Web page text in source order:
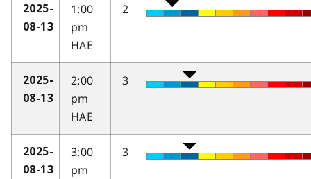
2025-
08-13
1:00
pm
HAE
2
2025-
08-13
2:00
pm
HAE
3
2025-
08-13
3:00
pm
3